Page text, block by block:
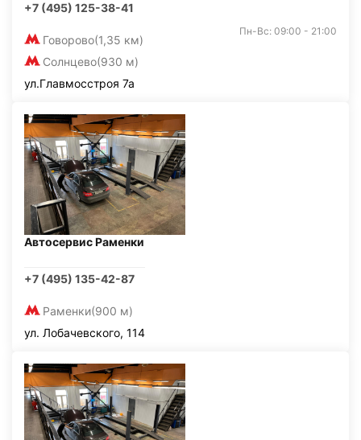
+7 (495) 125-38-41
Говорово(1,35 км)
Солнцево(930 м)
Пн-Вс: 09:00 - 21:00
ул.Главмосстроя 7а
Автосервис Раменки
+7 (495) 135-42-87
Раменки(900 м)
ул. Лобачевского, 114